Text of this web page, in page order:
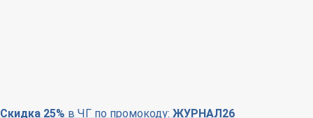
Скидка 25% в ЧГ по промокоду: ЖУРНАЛ26